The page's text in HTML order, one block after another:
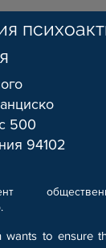
500
94102
wants to ensure